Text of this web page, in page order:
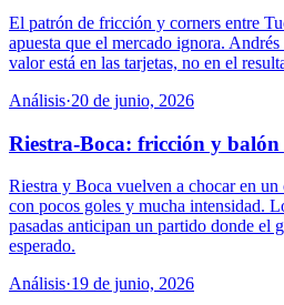
El patrón de fricción y corners entre
apuesta que el mercado ignora.
valor está en las tarjetas, no en el
Análisis·20 de junio, 2026
Riestra-Boca: fricción y
Riestra y Boca vuelven a chocar en
con pocos goles y mucha intensidad.
pasadas anticipan un partido donde el
esperado.
Análisis·19 de junio, 2026